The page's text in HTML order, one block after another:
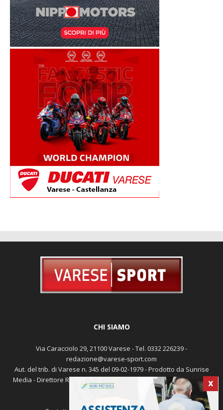
X
CHI SIAMO
Via Caracciolo 29, 21100 Varese - Tel. 0332 226239 -
redazione@varese-sport.com
Aut. del trib. di Varese n. 345 del 09-02-1979 - Prodotto da Sunrise
Media - Direttore Responsabile: Michele Marocco -Cookie policy
Pubblicità